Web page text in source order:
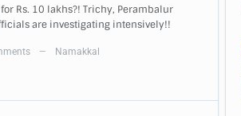
Rs. 10 lakhs?! Trichy, Perambalur
are investigating intensively!!
— Namakkal